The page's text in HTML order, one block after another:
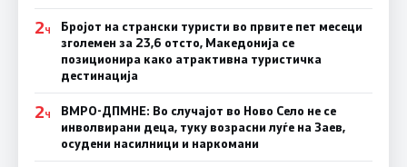
2Ч
Бројот на странски туристи во првите пет месеци
зголемен за 23,6 отсто, Македонија се
позиционира како атрактивна туристичка
дестинација
2Ч
ВМРО-ДПМНЕ: Во случајот во Ново Село не се
инволвирани деца, туку возрасни луѓе на Заев,
осудени насилници и наркомани